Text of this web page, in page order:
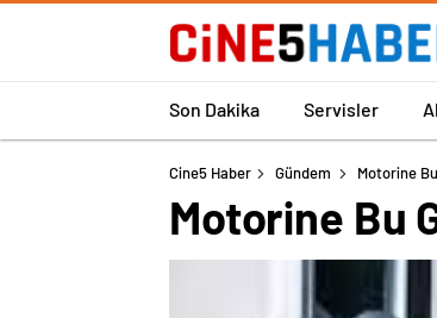
Son Dakika Servisler
Cine5 Haber Gündem Motorine
Motorine Bu